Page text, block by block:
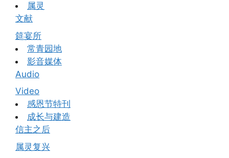
属灵
文献
筵宴所
常青园地
影音媒体
Audio
Video
感恩节特刊
成长与建造
信主之后
属灵复兴